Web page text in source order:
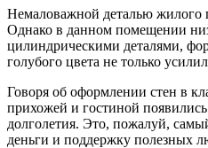
Немаловажной деталью жилого
Однако в данном помещении
цилиндрическими деталями,
голубого цвета не только
Говоря об оформлении стен в
прихожей и гостиной
долголетия. Это, пожалуй,
деньги и поддержку полезных